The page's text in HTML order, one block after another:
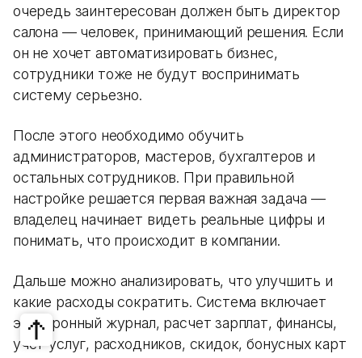
очередь заинтересован должен быть директор
салона — человек, принимающий решения. Если
он не хочет автоматизировать бизнес,
сотрудники тоже не будут воспринимать
систему серьезно.
После этого необходимо обучить
администраторов, мастеров, бухгалтеров и
остальных сотрудников. При правильной
настройке решается первая важная задача —
владелец начинает видеть реальные цифры и
понимать, что происходит в компании.
Дальше можно анализировать, что улучшить и
какие расходы сократить. Система включает
электронный журнал, расчет зарплат, финансы,
учет услуг, расходников, скидок, бонусных карт